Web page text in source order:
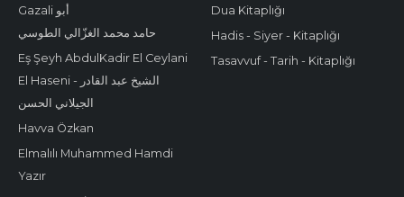
Gazali أبو
حامد محمد الغزّالي الطوسي
Eş Şeyh AbdulKadir El Ceylani
El Haseni - الشيخ عبد القادر
الجيلاني الحسن
Havva Özkan
Elmalılı Muhammed Hamdi
Yazır
Dua Kitaplığı
Hadis - Siyer - Kitaplığı
Tasavvuf - Tarih - Kitaplığı